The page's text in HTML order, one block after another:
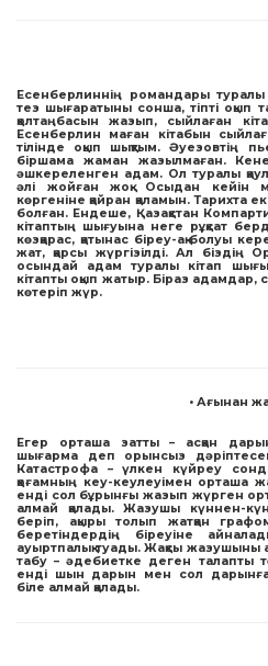
Есенберлиннің романдары
тез шығаратыны сонша, тіпті оқып
қолтаңбасын жазып, сыйлаған
Есенберлин маған кітабын
тілінде оқып шықтым. Әуезовтің
біршама жаман жазылмаған.
әшкереленген адам. Ол туралы
әлі жойған жоқ. Осыдан кейін
көргеніне қайран қаламын. Тарихта
болған. Ендеше, Қазақстан
кітаптың шығуына неге рұқсат
көзқарас, қатынас біреу-ақ болуы
жат, қарсы жүргізілді. Ал біздің
осындай адам туралы кітап
кітапты оқып жатыр. Біраз адамдар,
көтеріп жүр.
• Ағынан
Егер орташа затты – асқан
шығарма деп орынсыз
Катастрофа – үлкен күйреу
қоғамның кеу-кеулеуімен орташа
енді сол бұрынғы жазып жүрген
алмай қалады. Жазушы күннен-
беріп, ақыры толып жатқан
беретіндердің біреуіне
ауыртпалық туады. Жақсы
табу – әдебиетке деген талапты
енді шын дарын мен сол дарынға
біле алмай қалады.